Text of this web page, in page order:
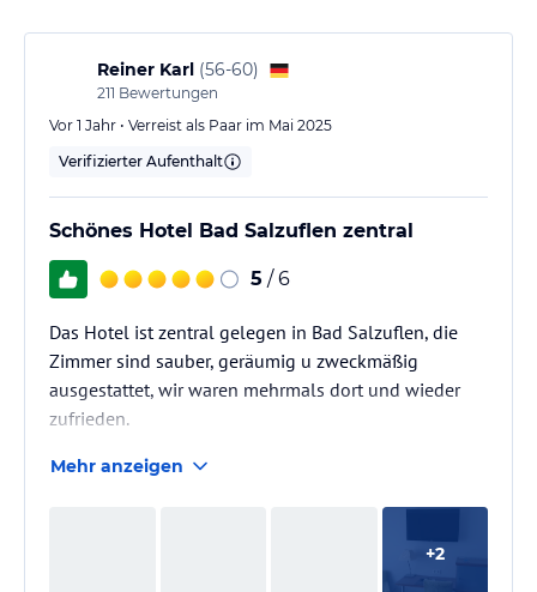
Reiner Karl (56-60)
211 Bewertungen
Vor 1 Jahr • Verreist als Paar im Mai 2025
Verifizierter Aufenthalt
Schönes Hotel Bad Salzuflen zentral
5 / 6
Das Hotel ist zentral gelegen in Bad Salzuflen, die
Zimmer sind sauber, geräumig u zweckmäßig
ausgestattet, wir waren mehrmals dort und wieder
zufrieden.
Mehr anzeigen
+2